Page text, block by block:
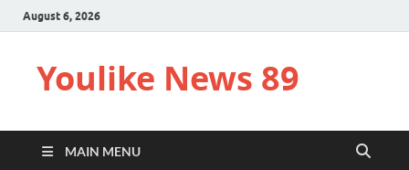
August 6, 2026
Youlike News 89
MAIN MENU